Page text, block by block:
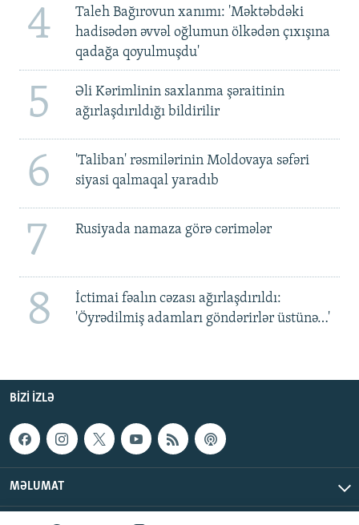
4
Taleh Bağırovun xanımı: 'Məktəbdəki
hadisədən əvvəl oğlumun ölkədən çıxışına
qadağa qoyulmuşdu'
5
Əli Kərimlinin saxlanma şəraitinin
ağırlaşdırıldığı bildirilir
6
'Taliban' rəsmilərinin Moldovaya səfəri
siyasi qalmaqal yaradıb
7 Rusiyada namaza görə cərimələr
8
İctimai fəalın cəzası ağırlaşdırıldı:
'Öyrədilmiş adamları göndərirlər üstünə…'
BIZI IZLƏ
MƏLUMAT